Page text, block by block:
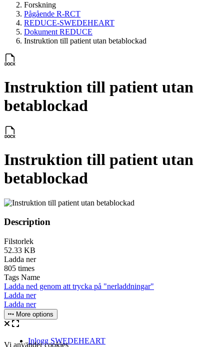
Forskning
Pågående R-RCT
REDUCE-SWEDEHEART
Dokument REDUCE
Instruktion till patient utan betablockad
Instruktion till patient utan
betablockad
Instruktion till patient utan
betablockad
Description
Filstorlek
52.33 KB
Ladda ner
805 times
Tags Name
Ladda ned genom att trycka på "nerladdningar"
Ladda ner
Ladda ner
More options